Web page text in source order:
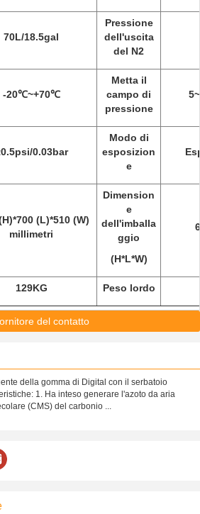
70L/18.5gal
Pressione
dell'uscita
del N2
-20℃~+70℃
Metta il
campo di
pressione
0.03bar
Modo di
esposizion
e
(L)*510 (W)
millimetri
Dimension
e
dell'imballa
ggio
(H*L*W)
129KG Peso lordo
del contatto
della gomma di Digital con il serbatoio
1. Ha inteso generare l'azoto da aria
(CMS) del carbonio ...